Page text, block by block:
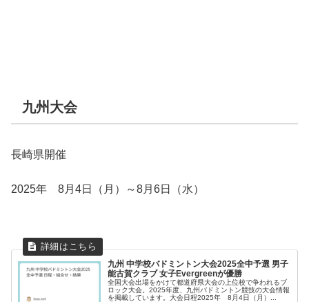
九州大会
長崎県開催
2025年 8月4日（月）～8月6日（水）
九州 中学校バドミントン大会2025全中予選 男子
能古賀クラブ 女子Evergreenが優勝
全国大会出場をかけて都道府県大会の上位校で争われるブ
ロック大会。2025年度、九州バドミントン競技の大会情報
を掲載しています。大会日程2025年 8月4日（月）...